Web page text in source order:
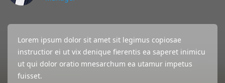
Lorem ipsum dolor sit amet sit legimus copiosae
instructior ei ut vix denique fierentis ea saperet inimicu
ut qui dolor oratio mnesarchum ea utamur impetus
fuisset.